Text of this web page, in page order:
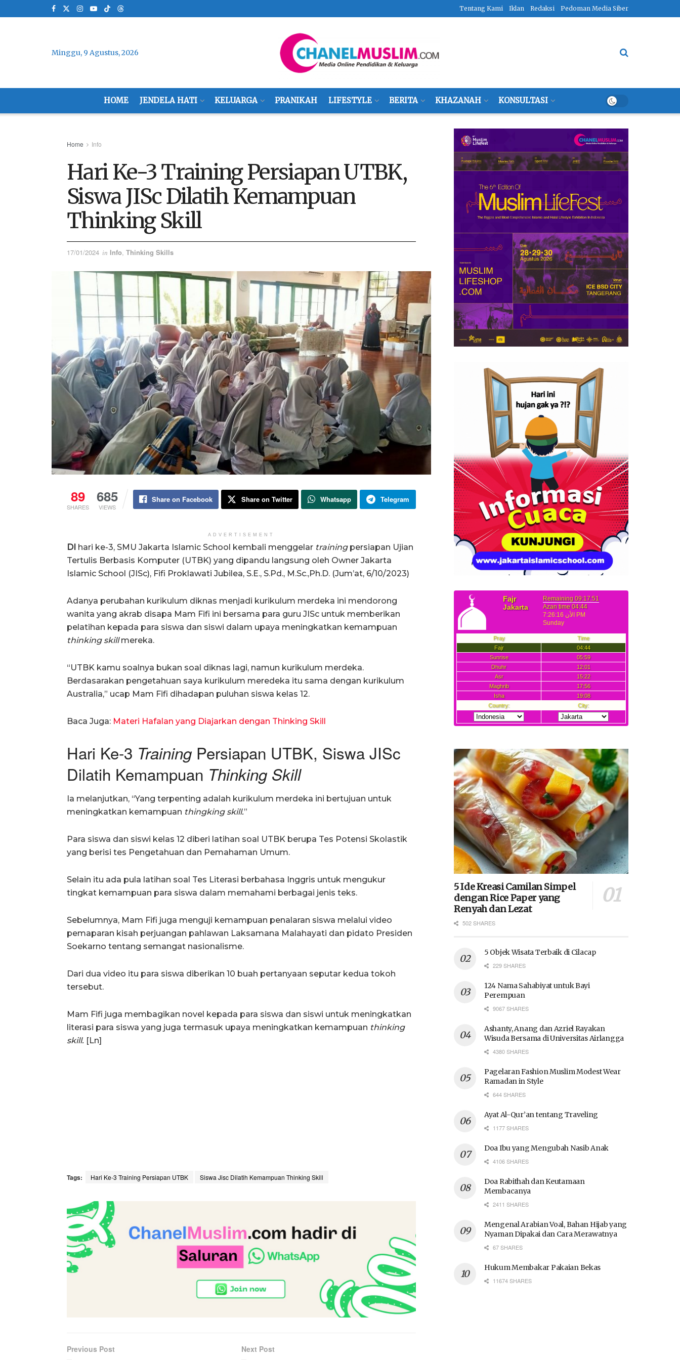
Tentang Kami Iklan Redaksi Pedoman Media Siber
Minggu, 9 Agustus, 2026
HOME JENDELA HATI KELUARGA PRANIKAH LIFESTYLE BERITA KHAZANAH KONSULTASI
Home Info
Hari Ke-3 Training Persiapan UTBK,
Siswa JISc Dilatih Kemampuan
Thinking Skill
17/01/2024 in Info, Thinking Skills
89
SHARES
685
VIEWS
Share on Facebook Share on Twitter Whatsapp Telegram
ADVERTISEMENT
DI hari ke-3, SMU Jakarta Islamic School kembali menggelar trainingpersiapan Ujian
Tertulis Berbasis Komputer (UTBK) yang dipandu langsung oleh Owner Jakarta
Islamic School (JISc), Fifi Proklawati Jubilea, S.E., S.Pd., M.Sc.,Ph.D. (Jum’at, 6/10/2023)
Adanya perubahan kurikulum diknas menjadi kurikulum merdeka ini mendorong
wanita yang akrab disapa Mam Fifi ini bersama para guru JISc untuk memberikan
pelatihan kepada para siswa dan siswi dalam upaya meningkatkan kemampuan
thinking skillmereka.
“UTBK kamu soalnya bukan soal diknas lagi, namun kurikulum merdeka.
Berdasarakan pengetahuan saya kurikulum meredeka itu sama dengan kurikulum
Australia,” ucap Mam Fifi dihadapan puluhan siswa kelas 12.
Baca Juga: Materi Hafalan yang Diajarkan dengan Thinking Skill
Hari Ke-3 Training Persiapan UTBK, Siswa JISc
Dilatih Kemampuan Thinking Skill
Ia melanjutkan, “Yang terpenting adalah kurikulum merdeka ini bertujuan untuk
meningkatkan kemampuan thingking skill.”
Para siswa dan siswi kelas 12 diberi latihan soal UTBK berupa Tes Potensi Skolastik
yang berisi tes Pengetahuan dan Pemahaman Umum.
Selain itu ada pula latihan soal Tes Literasi berbahasa Inggris untuk mengukur
tingkat kemampuan para siswa dalam memahami berbagai jenis teks.
Sebelumnya, Mam Fifi juga menguji kemampuan penalaran siswa melalui video
pemaparan kisah perjuangan pahlawan Laksamana Malahayati dan pidato Presiden
Soekarno tentang semangat nasionalisme.
Dari dua video itu para siswa diberikan 10 buah pertanyaan seputar kedua tokoh
tersebut.
Mam Fifi juga membagikan novel kepada para siswa dan siswi untuk meningkatkan
literasi para siswa yang juga termasuk upaya meningkatkan kemampuan thinking
skill. [Ln]
Tags: Hari Ke-3 Training Persiapan UTBK Siswa Jisc Dilatih Kemampuan Thinking Skill
Previous Post Next Post
5 Ide Kreasi Camilan Simpel
dengan Rice Paper yang
Renyah dan Lezat
502 SHARES
5 Objek Wisata Terbaik di Cilacap
229 SHARES
124 Nama Sahabiyat untuk Bayi
Perempuan
9067 SHARES
Ashanty, Anang dan Azriel Rayakan
Wisuda Bersama di Universitas Airlangga
4380 SHARES
Pagelaran Fashion Muslim Modest Wear
Ramadan in Style
644 SHARES
Ayat Al-Qur’an tentang Traveling
1177 SHARES
Doa Ibu yang Mengubah Nasib Anak
4106 SHARES
Doa Rabithah dan Keutamaan
Membacanya
2411 SHARES
Mengenal Arabian Voal, Bahan Hijab yang
Nyaman Dipakai dan Cara Merawatnya
67 SHARES
Hukum Membakar Pakaian Bekas
11674 SHARES